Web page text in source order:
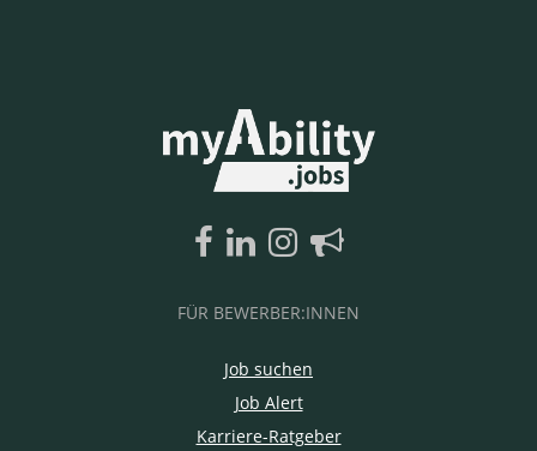
FÜR BEWERBER:INNEN
Job suchen
Job Alert
Karriere-Ratgeber